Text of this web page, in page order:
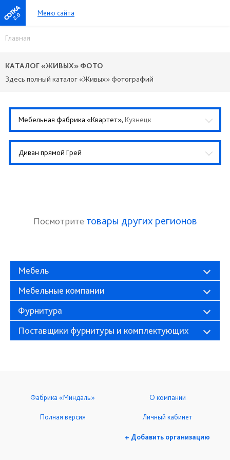
2.0 Меню сайта
Главная
КАТАЛОГ «ЖИВЫХ» ФОТО
Здесь полный каталог «Живых» фотографий
Мебельная фабрика «Квартет», Кузнецк
Диван прямой Грей
Посмотрите товары других регионов
Мебель
Мебельные компании
Фурнитура
Поставщики фурнитуры и комплектующих
Фабрика «Миндаль» О компании
Полная версия Личный кабинет
+ Добавить организацию